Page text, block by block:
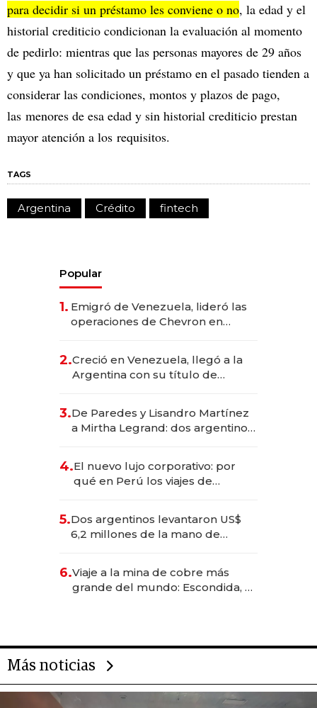
para decidir si un préstamo les conviene o no, la edad y el
historial crediticio condicionan la evaluación al momento
de pedirlo: mientras que las personas mayores de 29 años
y que ya han solicitado un préstamo en el pasado tienden a
considerar las condiciones, montos y plazos de pago,
las menores de esa edad y sin historial crediticio prestan
mayor atención a los requisitos.
TAGS
Argentina Crédito fintech
Popular
1. Emigró de Venezuela, lideró las
operaciones de Chevron en
2.Creció en Venezuela, llegó a la
Argentina con su título de
las marcas "fast premium"
3.De Paredes y Lisandro Martínez
a Mirtha Legrand: dos argentinos
4.El nuevo lujo corporativo: por
qué en Perú los viajes de
para convertirse en experiencias
transformadoras
5.Dos argentinos levantaron US$
6,2 millones de la mano de
6.Viaje a la mina de cobre más
grande del mundo: Escondida, el
Más noticias